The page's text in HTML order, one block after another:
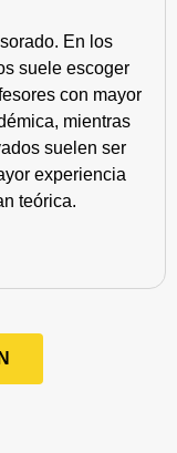
En los
suele escoger
con mayor
mientras
suelen ser
experiencia
teórica.